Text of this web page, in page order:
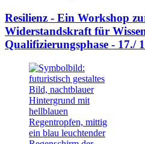
Resilienz - Ein Workshop
Widerstandskraft für
Qualifizierungsphase - 17./